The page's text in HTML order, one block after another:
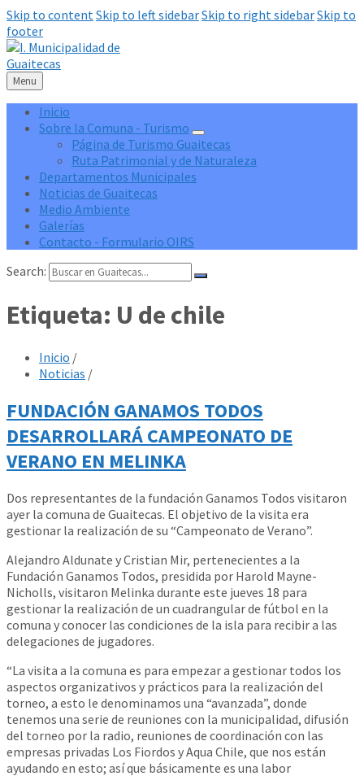
Skip to contentSkip to left sidebarSkip to right sidebarSkip to
footer
Menu
Inicio
Sobre la Comuna - Turismo
Página de Turismo Guaitecas
Ruta Patrimonial y de Naturaleza
Departamentos Municipales
Noticias de Guaitecas
Medio Ambiente
Galerías
Contacto - Formulario OIRS
Search:
Etiqueta: U de chile
Inicio /
Noticias /
FUNDACIÓN GANAMOS TODOS
DESARROLLARÁ CAMPEONATO DE
VERANO EN MELINKA
Dos representantes de la fundación Ganamos Todos visitaron
ayer la comuna de Guaitecas. El objetivo de la visita era
gestionar la realización de su “Campeonato de Verano”.
Alejandro Aldunate y Cristian Mir, pertenecientes a la
Fundación Ganamos Todos, presidida por Harold Mayne-
Nicholls, visitaron Melinka durante este jueves 18 para
gestionar la realización de un cuadrangular de fútbol en la
comuna y conocer las condiciones de la isla para recibir a las
delegaciones de jugadores.
“La visita a la comuna es para empezar a gestionar todos los
aspectos organizativos y prácticos para la realización del
torneo, a esto le denominamos una “avanzada”, donde
tenemos una serie de reuniones con la municipalidad, difusión
del torneo por la radio, reuniones de coordinación con las
empresas privadas Los Fiordos y Aqua Chile, que nos están
ayudando en esto; así que básicamente es una labor